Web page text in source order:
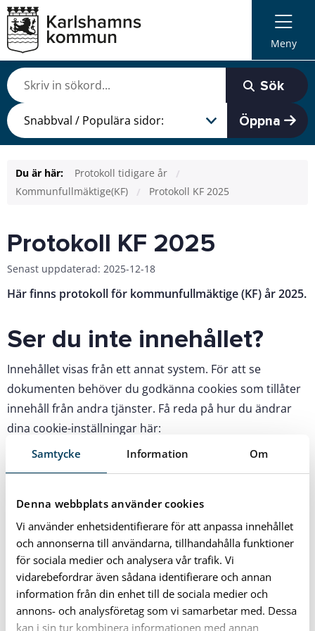
Samtycke Information Om
Denna webbplats använder cookies
Vi använder enhetsidentifierare för att anpassa innehållet
och annonserna till användarna, tillhandahålla funktioner
för sociala medier och analysera vår trafik. Vi
vidarebefordrar även sådana identifierare och annan
information från din enhet till de sociala medier och
annons- och analysföretag som vi samarbetar med. Dessa
kan i sin tur kombinera informationen med annan
Meny
Sök
Öppna
Du är här:
Protokoll tidigare år
Kommunfullmäktige(KF)
Protokoll KF 2025
Protokoll KF 2025
Senast uppdaterad: 2025-12-18
Här finns protokoll för kommunfullmäktige (KF) år 2025.
Ser du inte innehållet?
Innehållet visas från ett annat system. För att se
dokumenten behöver du godkänna cookies som tillåter
innehåll från andra tjänster. Få reda på hur du ändrar
dina cookie-inställningar här:
Så hanterar vi cookies